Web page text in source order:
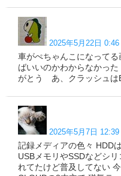
2025年5月22日 0:46
車がぺちゃんこになって
ばいいのかわからなか
がとう あ、クラッシュは
2025年5月7日 12:39
記録メディアの色々 HDD
USBメモリやSSDなどシ
れてたけど普及してない